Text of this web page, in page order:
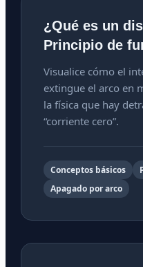
¿Qué es un
Principio de
Visualice cómo el
extingue el arco en
la física que hay
“corriente cero”.
Conceptos básicos
Apagado por arco